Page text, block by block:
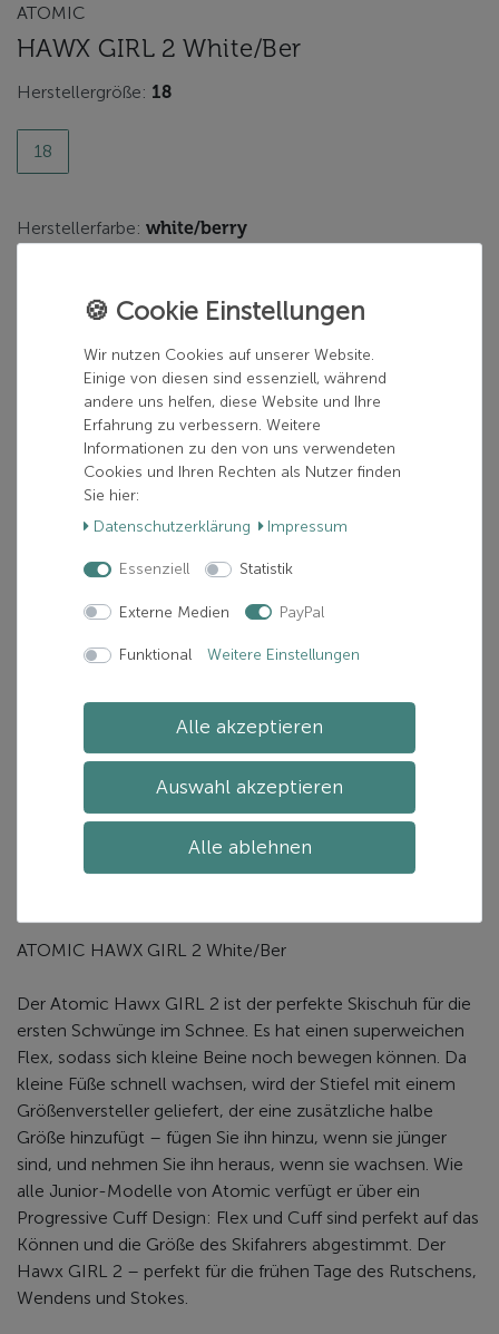
ATOMIC
HAWX GIRL 2 White/Ber
Herstellergröße: 18
18
Herstellerfarbe: white/berry
100,00 €
inkl. 19% MwSt.
Versand
Verfügbarkeit:
Lieferzeit: Zwischen 1-5 Tage(n)
Hersteller:ATOMIC
Beschreibung
Zusätzliche Informationen
ATOMIC HAWX GIRL 2 White/Ber
Der Atomic Hawx GIRL 2 ist der perfekte Skischuh für die
ersten Schwünge im Schnee. Es hat einen superweichen
Flex, sodass sich kleine Beine noch bewegen können. Da
kleine Füße schnell wachsen, wird der Stiefel mit einem
Größenversteller geliefert, der eine zusätzliche halbe
Größe hinzufügt – fügen Sie ihn hinzu, wenn sie jünger
sind, und nehmen Sie ihn heraus, wenn sie wachsen. Wie
alle Junior-Modelle von Atomic verfügt er über ein
Progressive Cuff Design: Flex und Cuff sind perfekt auf das
Können und die Größe des Skifahrers abgestimmt. Der
Hawx GIRL 2 – perfekt für die frühen Tage des Rutschens,
Wendens und Stokes.
Wir nutzen Cookies auf unserer Website.
Einige von diesen sind essenziell, während
andere uns helfen, diese Website und Ihre
Erfahrung zu verbessern. Weitere
Informationen zu den von uns verwendeten
Cookies und Ihren Rechten als Nutzer finden
Sie hier:
Daten­schutz­erklärung
Impressum
Essenziell Statistik
Externe Medien PayPal
Funktional Weitere Einstellungen
Alle akzeptieren
Auswahl akzeptieren
Alle ablehnen